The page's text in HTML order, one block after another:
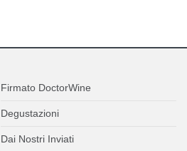
Firmato DoctorWine
Degustazioni
Dai Nostri Inviati